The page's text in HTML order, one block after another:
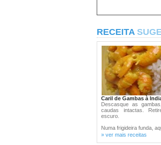
RECEITA
Caril de Gambas à
Descasque as
caudas intactas.
escuro.
Numa frigideira funda,
» ver mais receitas